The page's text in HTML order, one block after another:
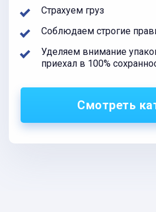
Страхуем груз
Соблюдаем строгие
Уделяем внимание
приехал в 100%
Смотреть